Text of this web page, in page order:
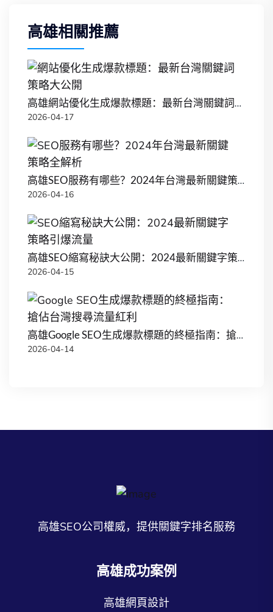
高雄相關推薦
高雄網站優化生成爆款標題：最新台灣關鍵詞策略大公開
2026-04-17
高雄SEO服務有哪些？2024年台灣最新關鍵策略全解析
2026-04-16
高雄SEO縮寫秘訣大公開：2024最新關鍵字策略引爆流量
2026-04-15
高雄Google SEO生成爆款標題的終極指南：搶佔台灣搜尋流量紅利
2026-04-14
高雄SEO公司權威，提供關鍵字排名服務
高雄成功案例
高雄網頁設計